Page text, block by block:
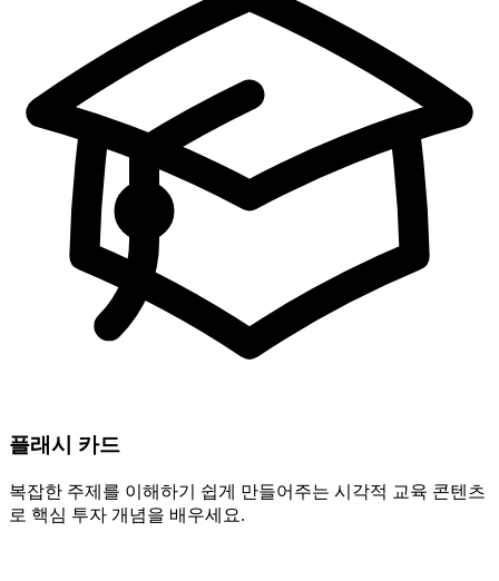
플래시 카드
복잡한 주제를 이해하기 쉽게 만들어주는 시각적 교육 콘텐츠
로 핵심 투자 개념을 배우세요.